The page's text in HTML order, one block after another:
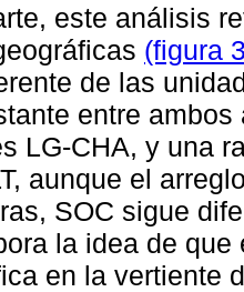
este análisis
(figura
de las
entre
LG-CHA, y una
aunque el
SOC sigue
la idea de
en la vertiente